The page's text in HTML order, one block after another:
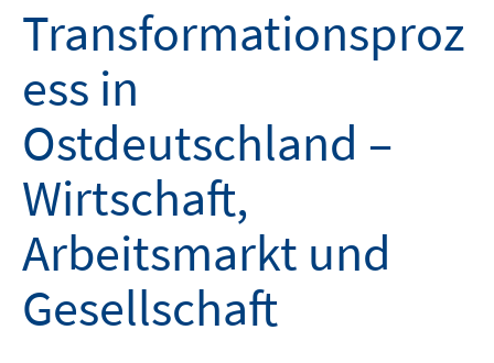
Transformationsproz
ess in
Ostdeutschland –
Wirtschaft,
Arbeitsmarkt und
Gesellschaft